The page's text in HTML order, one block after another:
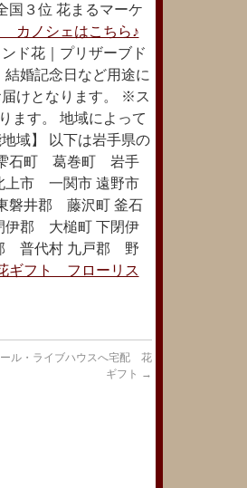
国３位 花まるマーケ
カノシェはこちら♪
ド花｜プリザーブド
婚記念日など用途に
けとなります。 ※ス
ます。 地域によって
域】 以下は岩手県の
雫石町 葛巻町 岩手
市 一関市 遠野市
磐井郡 藤沢町 釜石
郡 大槌町 下閉伊
普代村 九戸郡 野
ギフト フローリス
ル・ライブハウスへ宅配 花
ギフト →